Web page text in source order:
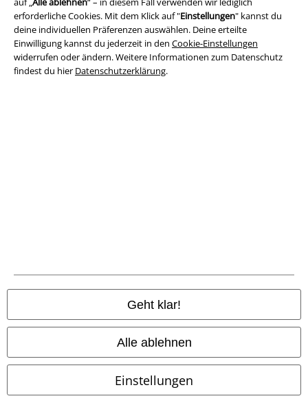
erforderliche Cookies. Mit dem Klick auf "Einstellungen" kannst du
deine individuellen Präferenzen auswählen. Deine erteilte
Einwilligung kannst du jederzeit in den Cookie-Einstellungen
widerrufen oder ändern. Weitere Informationen zum Datenschutz
findest du hier Datenschutzerklärung.
Geht klar!
Alle ablehnen
Einstellungen
Community
Nachnahme
Versender